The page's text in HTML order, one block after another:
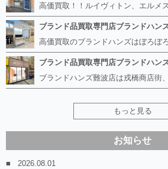
ブランド品買取専門店ブランドハン
ブランド品買取専門店ブランドハン
もっと見る
お知らせ
2026.08.01